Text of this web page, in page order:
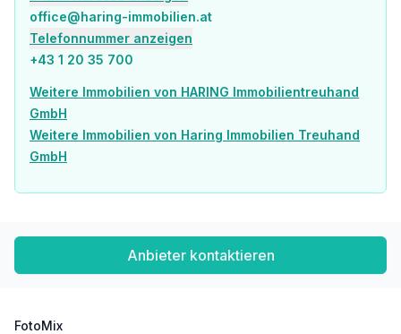
Verkehr
Bus <75m
Straßenbahn <2.525m
Bahnhof <625m
Autobahnanschluss <1.425m
Angaben Entfernung Luftlinie / Quelle: OpenStreetMap
office@haring-immobilien.at
Telefonnummer anzeigen
+43 1 20 35 700
Weitere Immobilien von HARING Immobilientreuhand
GmbH
Weitere Immobilien von Haring Immobilien Treuhand
GmbH
Anbieter kontaktieren
FotoMix